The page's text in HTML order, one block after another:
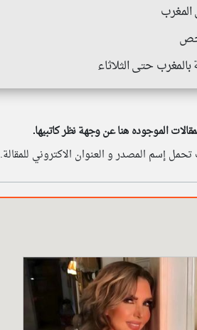
حتى الثلاثاء
الموجوده هنا عن وجهة نظر كاتبيها.
تحمل إسم المصدر و العنوان الاكتروني للمقالة.